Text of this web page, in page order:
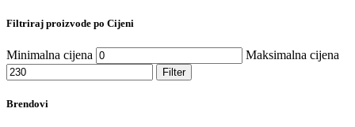
Filtriraj proizvode po Cijeni
Minimalna cijena Maksimalna cijena
Filter
Brendovi